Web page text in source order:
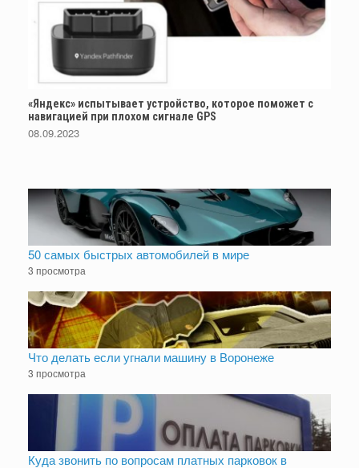
«Яндекс» испытывает устройство, которое поможет с
навигацией при плохом сигнале GPS
08.09.2023
50 самых быстрых автомобилей в мире
3 просмотра
Что делать если угнали машину в Воронеже
3 просмотра
Куда звонить по вопросам платных парковок в